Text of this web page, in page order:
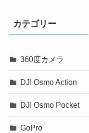
カテゴリー
360度カメラ
DJI Osmo Action
DJI Osmo Pocket
GoPro